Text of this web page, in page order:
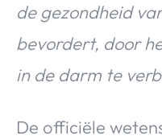
de gezondheid
bevordert, door
in de darm te
De officiële